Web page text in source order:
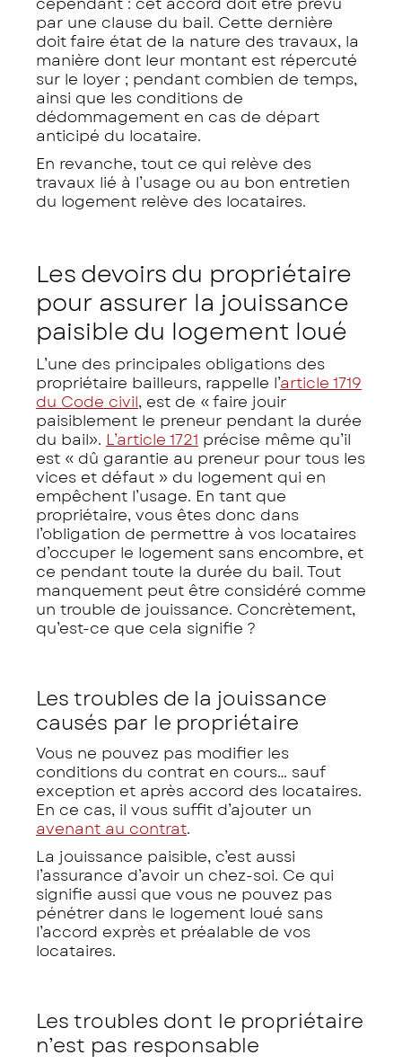
par une clause du bail. Cette dernière
doit faire état de la nature des travaux, la
manière dont leur montant est répercuté
sur le loyer ; pendant combien de temps,
ainsi que les conditions de
dédommagement en cas de départ
anticipé du locataire.
En revanche, tout ce qui relève des
travaux lié à l’usage ou au bon entretien
du logement relève des locataires.
Les devoirs du propriétaire
pour assurer la jouissance
paisible du logement loué
L’une des principales obligations des
propriétaire bailleurs, rappelle l’article 1719
du Code civil, est de «faire jouir
paisiblement le preneur pendant la durée
du bail». L’article 1721 précise même qu’il
est « dû garantie au preneur pour tous les
vices et défaut » du logement qui en
empêchent l’usage. En tant que
propriétaire, vous êtes donc dans
l’obligation de permettre à vos locataires
d’occuper le logement sans encombre, et
ce pendant toute la durée du bail. Tout
manquement peut être considéré comme
un trouble de jouissance. Concrètement,
qu’est-ce que cela signifie ?
Les troubles de la jouissance
causés par le propriétaire
Vous ne pouvez pas modifier les
conditions du contrat en cours… sauf
exception et après accord des locataires.
En ce cas, il vous suffit d’ajouter un
avenant au contrat.
La jouissance paisible, c’est aussi
l’assurance d’avoir un chez-soi. Ce qui
signifie aussi que vous ne pouvez pas
pénétrer dans le logement loué sans
l’accord exprès et préalable de vos
locataires.
Les troubles dont le propriétaire
n’est pas responsable